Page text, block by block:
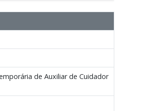
de Auxiliar de Cuidador